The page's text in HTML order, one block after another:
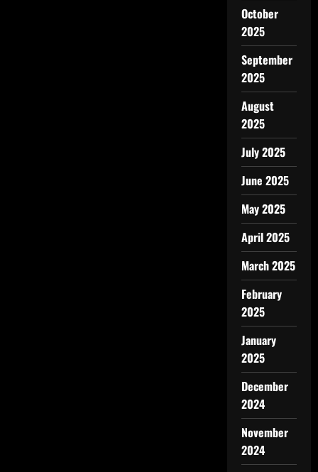
October
2025
September
2025
August
2025
July 2025
June 2025
May 2025
April 2025
March 2025
February
2025
January
2025
December
2024
November
2024